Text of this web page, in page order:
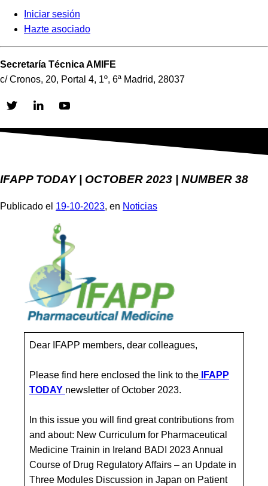
Iniciar sesión
Hazte asociado
Secretaría Técnica AMIFE
c/ Cronos, 20, Portal 4, 1º, 6ª Madrid, 28037
Skip
IFAPP TODAY | OCTOBER 2023 | NUMBER 38
Publicado el 19-10-2023, en Noticias
Dear IFAPP members, dear colleagues,
Please find here enclosed the link to the
IFAPP
TODAY newsletter of October 2023.
In this issue you will find great contributions from
and about: New Curriculum for Pharmaceutical
Medicine Trainin in Ireland BADI 2023 Annual
Course of Drug Regulatory Affairs – an Update in
Three Modules Discussion in Japan on Patient